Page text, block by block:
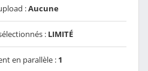
:Aucune
: LIMITÉ
en parallèle : 1